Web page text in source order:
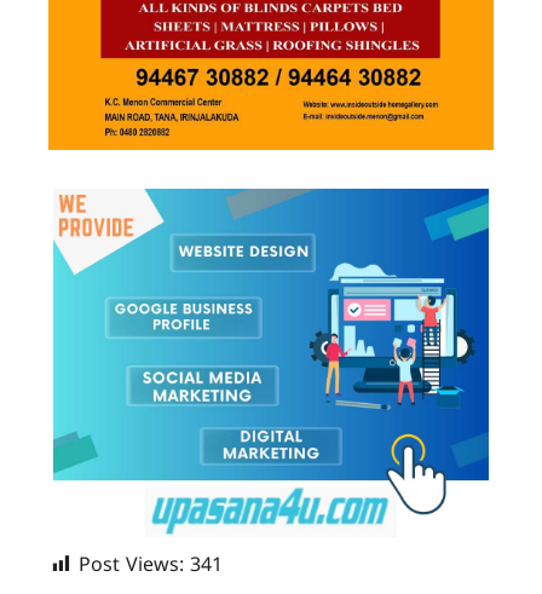
Post Views: 341